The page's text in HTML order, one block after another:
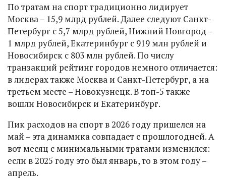
По тратам на спорт традиционно лидирует
Москва – 15,9 млрд рублей. Далее следуют Санкт-
Петербург с 5,7 млрд рублей, Нижний Новгород –
1 млрд рублей, Екатеринбург с 919 млн рублей и
Новосибирск с 803 млн рублей. По числу
транзакций рейтинг городов немного отличается:
в лидерах также Москва и Санкт-Петербург, а на
третьем месте – Новокузнецк. В топ-5 также
вошли Новосибирск и Екатеринбург.
Пик расходов на спорт в 2026 году пришелся на
май – эта динамика совпадает с прошлогодней. А
вот месяц с минимальными тратами изменился:
если в 2025 году это был январь, то в этом году –
апрель.